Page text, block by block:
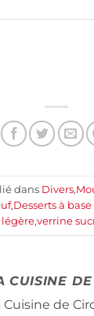
dans Divers,
,Desserts à
légère,verrine
CUISINE
Cuisine de